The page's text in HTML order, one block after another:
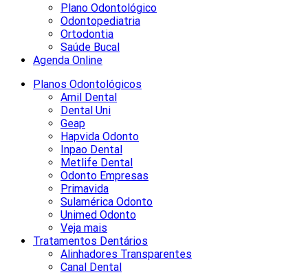
Plano Odontológico
Odontopediatria
Ortodontia
Saúde Bucal
Agenda Online
Planos Odontológicos
Amil Dental
Dental Uni
Geap
Hapvida Odonto
Inpao Dental
Metlife Dental
Odonto Empresas
Primavida
Sulamérica Odonto
Unimed Odonto
Veja mais
Tratamentos Dentários
Alinhadores Transparentes
Canal Dental